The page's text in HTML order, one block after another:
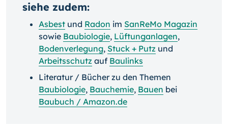
siehe zudem:
Asbest und Radon im SanReMo Magazin
sowie Baubiologie, Lüftunganlagen,
Bodenverlegung, Stuck + Putz und
Arbeitsschutz auf Baulinks
Literatur / Bücher zu den Themen
Baubiologie, Bauchemie, Bauen bei
Baubuch / Amazon.de